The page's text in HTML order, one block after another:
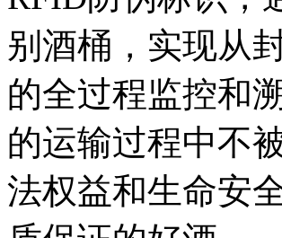
别酒桶，实现从
的全过程监控和
的运输过程中不
法权益和生命安